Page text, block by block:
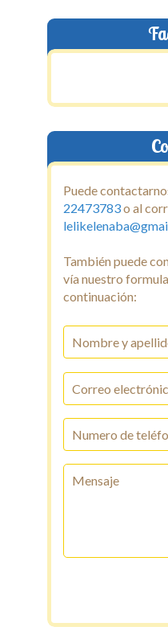
Puede
22473783o al
También puede
vía nuestro
continuación: